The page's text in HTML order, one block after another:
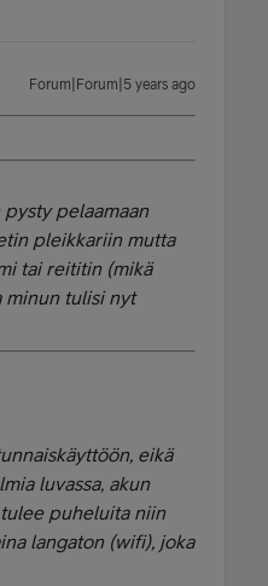
Forum|Forum|5 years ago
pysty pelaamaan
pleikkariin mutta
tai reititin (mikä
minun tulisi nyt
eikä
luvassa, akun
puheluita niin
langaton (wifi), joka